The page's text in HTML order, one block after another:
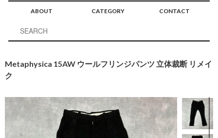
ABOUT CATEGORY CONTACT
Metaphysica 15AW ウールフリンジパンツ 立体裁断 リメイ
ク